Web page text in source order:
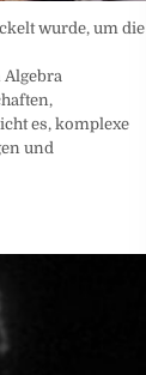
wurde, um die
es, komplexe
und